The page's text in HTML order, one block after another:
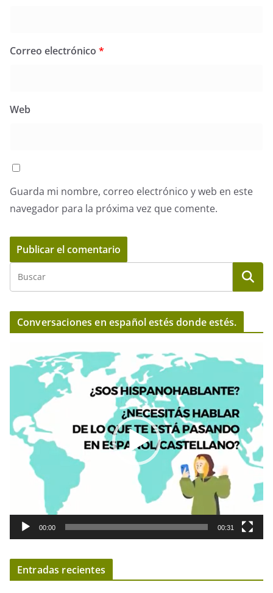
Correo electrónico *
Web
Guarda mi nombre, correo electrónico y web en este
navegador para la próxima vez que comente.
Conversaciones en español estés donde estés.
e
d
d
í
d
00:00 00:31
Entradas recientes